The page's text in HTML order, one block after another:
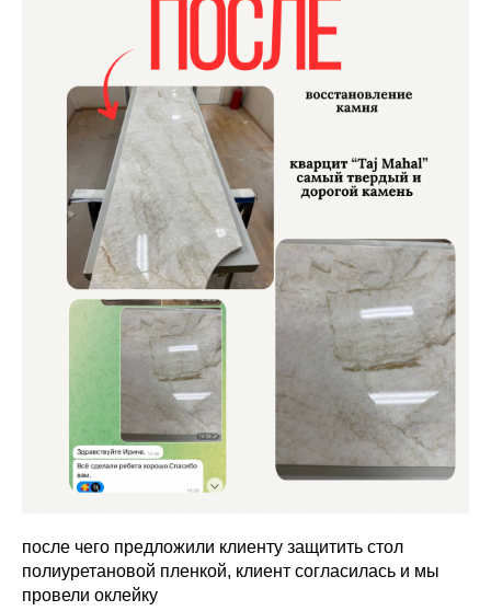
после чего предложили клиенту защитить стол
полиуретановой пленкой, клиент согласилась и мы
провели оклейку